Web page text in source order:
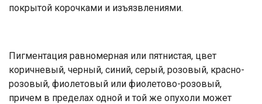
покрытой корочками и изъязвлениями.
Пигментация равномерная или пятнистая, цвет
коричневый, черный, синий, серый, розовый, красно-
розовый, фиолетовый или фиолетово-розовый,
причем в пределах одной и той же опухоли может